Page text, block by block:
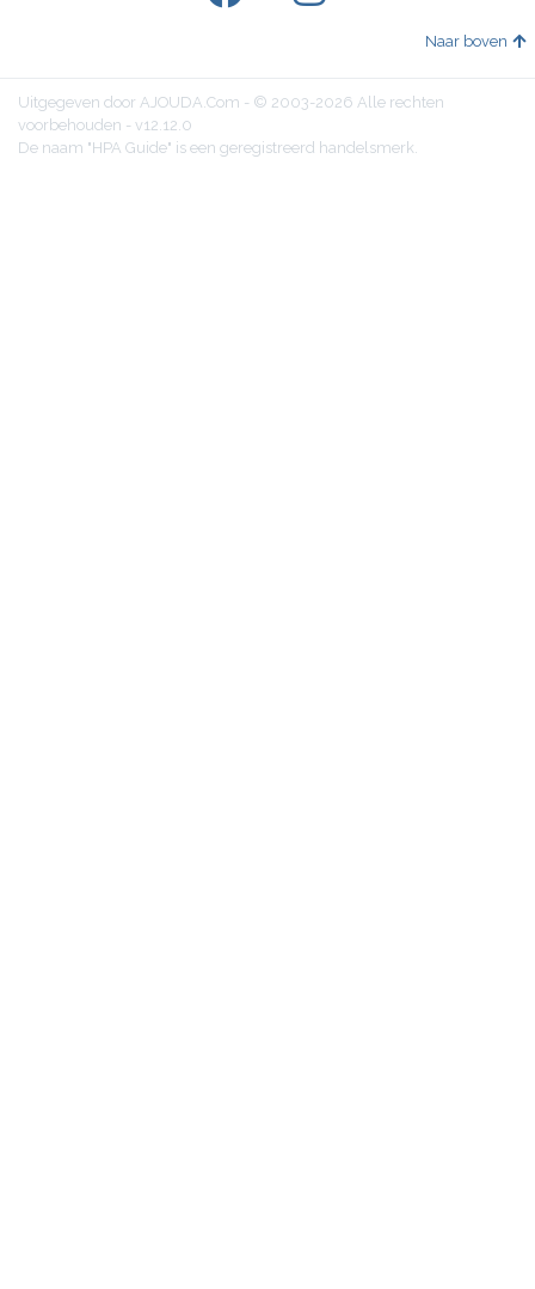
Naar boven
Uitgegeven door AJOUDA.Com - © 2003-2026 Alle rechten
voorbehouden - v12.12.0
De naam "HPA Guide" is een geregistreerd handelsmerk.